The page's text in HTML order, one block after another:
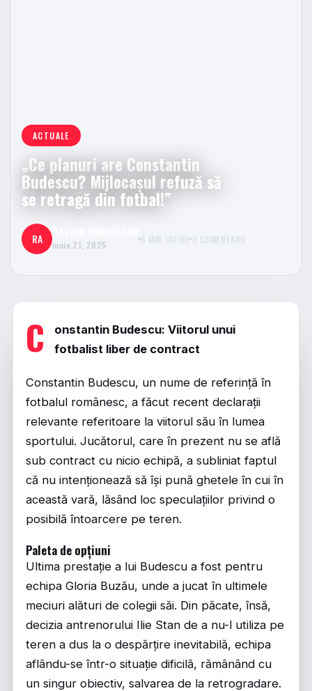
ACTUALE
„Ce planuri are Constantin
Budescu? Mijlocașul refuză să
se retragă din fotbal!”
RA iunie 21, 2025 5 MIN CITIRE 0 COMENTARII
C
onstantin Budescu: Viitorul unui
fotbalist liber de contract
Constantin Budescu, un nume de referință în
fotbalul românesc, a făcut recent declarații
relevante referitoare la viitorul său în lumea
sportului. Jucătorul, care în prezent nu se află
sub contract cu nicio echipă, a subliniat faptul
că nu intenționează să își pună ghetele în cui în
această vară, lăsând loc speculațiilor privind o
posibilă întoarcere pe teren.
Paleta de opțiuni
Ultima prestație a lui Budescu a fost pentru
echipa Gloria Buzău, unde a jucat în ultimele
meciuri alături de colegii săi. Din păcate, însă,
decizia antrenorului Ilie Stan de a nu-l utiliza pe
teren a dus la o despărțire inevitabilă, echipa
aflându-se într-o situație dificilă, rămânând cu
un singur obiectiv, salvarea de la retrogradare.